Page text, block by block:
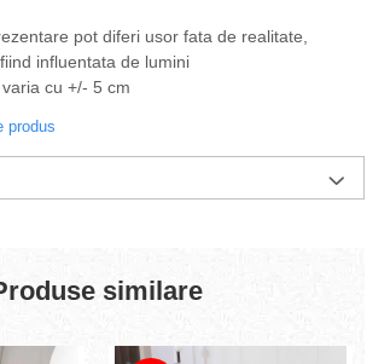
pot diferi usor fata de realitate,
influentata de lumini
cu +/- 5 cm
produs
similare